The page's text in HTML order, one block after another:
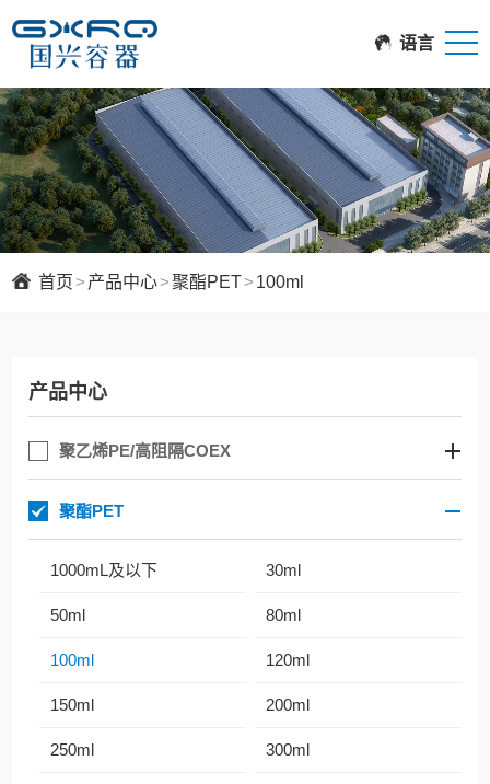
语言
首页> 产品中心>聚酯PET> 100ml
产品中心
聚乙烯PE/高阻隔COEX
聚酯PET
1000mL及以下 30ml
50ml 80ml
100ml 120ml
150ml 200ml
250ml 300ml